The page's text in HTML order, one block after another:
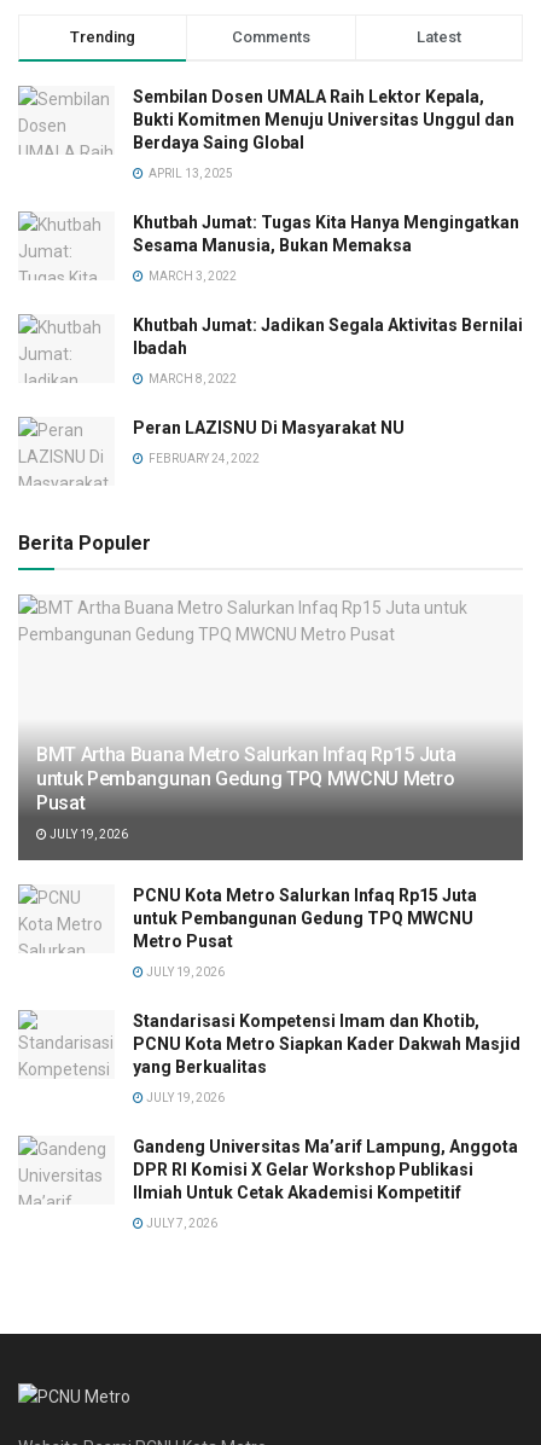
Trending Comments Latest
Sembilan Dosen UMALA Raih Lektor Kepala,
Bukti Komitmen Menuju Universitas Unggul dan
Berdaya Saing Global
APRIL 13, 2025
Khutbah Jumat: Tugas Kita Hanya Mengingatkan
Sesama Manusia, Bukan Memaksa
MARCH 3, 2022
Khutbah Jumat: Jadikan Segala Aktivitas Bernilai
Ibadah
MARCH 8, 2022
Peran LAZISNU Di Masyarakat NU
FEBRUARY 24, 2022
Berita Populer
BMT Artha Buana Metro Salurkan Infaq Rp15 Juta
untuk Pembangunan Gedung TPQ MWCNU Metro
Pusat
JULY 19, 2026
PCNU Kota Metro Salurkan Infaq Rp15 Juta
untuk Pembangunan Gedung TPQ MWCNU
Metro Pusat
JULY 19, 2026
Standarisasi Kompetensi Imam dan Khotib,
PCNU Kota Metro Siapkan Kader Dakwah Masjid
yang Berkualitas
JULY 19, 2026
Gandeng Universitas Ma’arif Lampung, Anggota
DPR RI Komisi X Gelar Workshop Publikasi
Ilmiah Untuk Cetak Akademisi Kompetitif
JULY 7, 2026